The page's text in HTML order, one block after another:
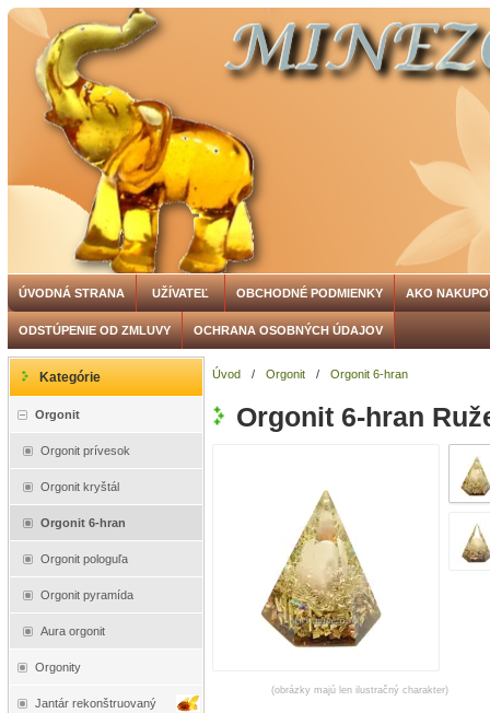
ÚVODNÁ STRANA UŽÍVATEĽ OBCHODNÉ PODMIENKY AKO
ODSTÚPENIE OD ZMLUVY OCHRANA OSOBNÝCH ÚDAJOV
Kategórie
Orgonit
Orgonit prívesok
Orgonit kryštál
Orgonit 6-hran
Orgonit pologuľa
Orgonit pyramída
Aura orgonit
Orgonity
Jantár rekonštruovaný
Úvod / Orgonit / Orgonit 6-hran
Orgonit 6-hran
(obrázky majú len ilustračný charakter)